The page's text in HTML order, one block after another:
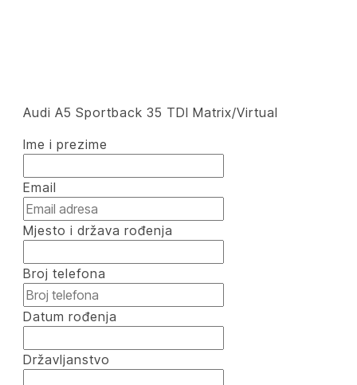
Audi A5 Sportback 35 TDI Matrix/Virtual
Ime i prezime
Email
Mjesto i država rođenja
Broj telefona
Datum rođenja
Državljanstvo